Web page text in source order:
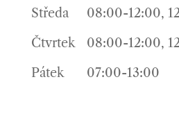
Středa
08:00-12:00,
Čtvrtek
08:00-12:00,
Pátek
07:00-13:00